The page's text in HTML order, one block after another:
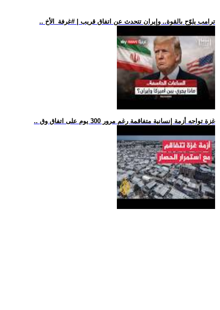
.. ترامب يلوّح بالقوة.. وإيران تتحدث عن اتفاق قريب | #غرفة_الأخ
.. غزة تواجه أزمة إنسانية متفاقمة رغم مرور 300 يوم على اتفاق وق